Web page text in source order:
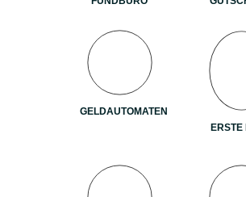
GELDAUTOMATEN
ERSTE